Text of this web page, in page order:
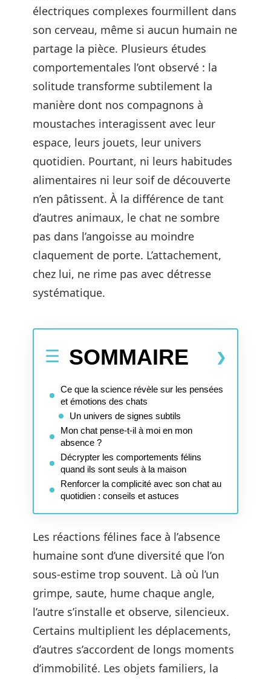
électriques complexes fourmillent dans
son cerveau, même si aucun humain ne
partage la pièce. Plusieurs études
comportementales l’ont observé : la
solitude transforme subtilement la
manière dont nos compagnons à
moustaches interagissent avec leur
espace, leurs jouets, leur univers
quotidien. Pourtant, ni leurs habitudes
alimentaires ni leur soif de découverte
n’en pâtissent. À la différence de tant
d’autres animaux, le chat ne sombre
pas dans l’angoisse au moindre
claquement de porte. L’attachement,
chez lui, ne rime pas avec détresse
systématique.
SOMMAIRE
Ce que la science révèle sur les pensées
et émotions des chats
Un univers de signes subtils
Mon chat pense-t-il à moi en mon
absence ?
Décrypter les comportements félins
quand ils sont seuls à la maison
Renforcer la complicité avec son chat au
quotidien : conseils et astuces
Les réactions félines face à l’absence
humaine sont d’une diversité que l’on
sous-estime trop souvent. Là où l’un
grimpe, saute, hume chaque angle,
l’autre s’installe et observe, silencieux.
Certains multiplient les déplacements,
d’autres s’accordent de longs moments
d’immobilité. Les objets familiers, la